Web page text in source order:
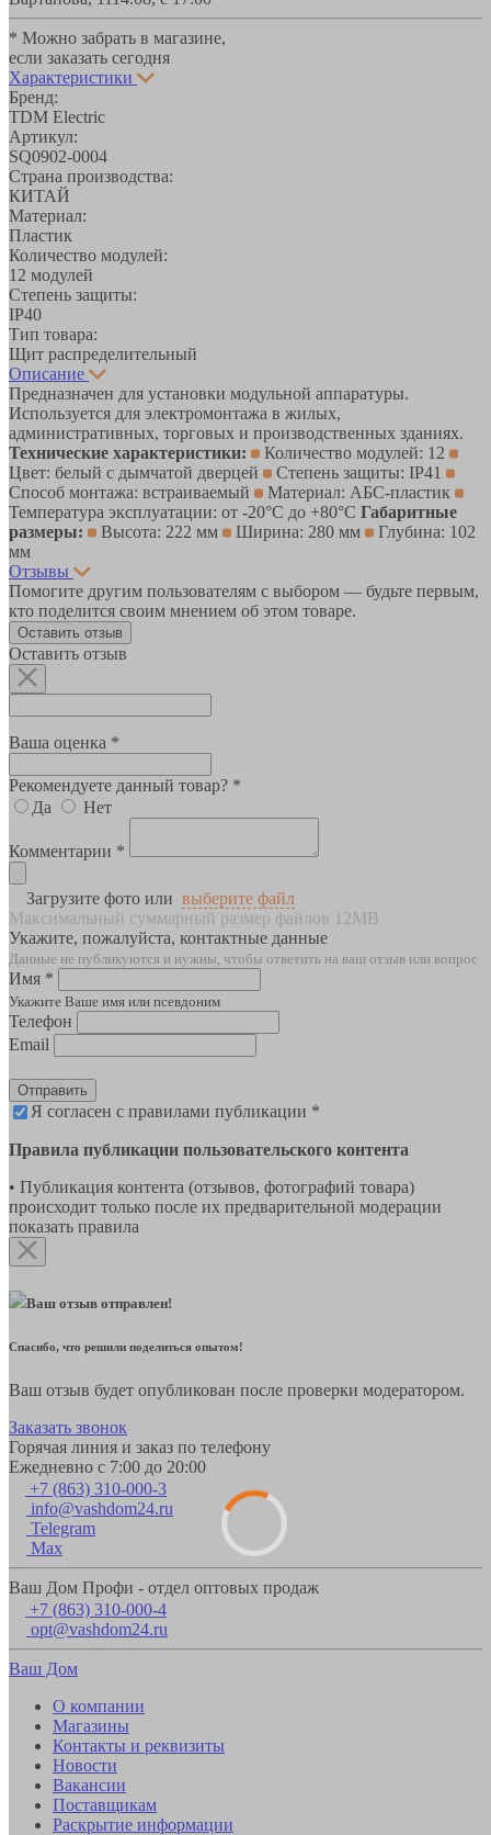
* Можно забрать в магазине,
если заказать сегодня
Характеристики
Бренд:
TDM Electric
Артикул:
SQ0902-0004
Страна производства:
КИТАЙ
Материал:
Пластик
Количество модулей:
12 модулей
Степень защиты:
IP40
Тип товара:
Щит распределительный
Описание
Предназначен для установки модульной аппаратуры.
Используется для электромонтажа в жилых,
административных, торговых и производственных зданиях.
Технические характеристики:
Количество модулей: 12
Цвет: белый с дымчатой дверцей
Степень защиты: IP41
Способ монтажа: встраиваемый
Материал: АБС-пластик
Температура эксплуатации: от -20°С до +80°С Габаритные
размеры:
Высота: 222 мм Ширина: 280 мм
Глубина: 102
мм
Отзывы
Помогите другим пользователям с выбором — будьте первым,
кто поделится своим мнением об этом товаре.
Оставить отзыв
Оставить отзыв
Ваша оценка *
Рекомендуете данный товар? *
Да
Нет
Комментарии *
Загрузите фото или выберите файл
Максимальный суммарный размер файлов 12MB
Укажите, пожалуйста, контактные данные
Данные не публикуются и нужны, чтобы ответить на ваш отзыв или вопрос
Имя *
Укажите Ваше имя или псевдоним
Телефон
Email
Отправить
Я согласен с правилами публикации *
Правила публикации пользовательского контента
• Публикация контента (отзывов, фотографий товара)
происходит только после их предварительной модерации
показать правила
Ваш отзыв отправлен!
Спасибо, что решили поделиться опытом!
Ваш отзыв будет опубликован после проверки модератором.
Заказать звонок
Горячая линия и заказ по телефону
Ежедневно с 7:00 до 20:00
+7 (863) 310-000-3
info@vashdom24.ru
Telegram
Max
Ваш Дом Профи - отдел оптовых продаж
+7 (863) 310-000-4
opt@vashdom24.ru
Ваш Дом
О компании
Магазины
Контакты и реквизиты
Новости
Вакансии
Поставщикам
Раскрытие информации